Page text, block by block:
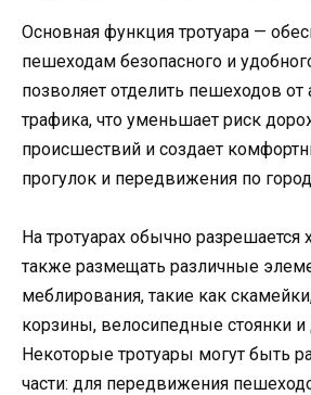
Основная функция тротуара —
пешеходам безопасного и
позволяет отделить пешеходов
трафика, что уменьшает риск
происшествий и создает
прогулок и передвижения по
На тротуарах обычно разрешается
также размещать различные
меблирования, такие как
корзины, велосипедные стоянки и
Некоторые тротуары могут быть
части: для передвижения